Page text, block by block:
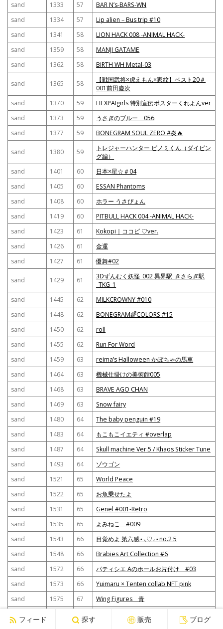
sand
1333 57
BAR N’s-BARS-WN
sand
1334 57
Lip alien – Bus trip #10
sand
1341 58
LION HACK 008 -ANIMAL HACK-
sand
1359 58
MANJI GATAME
sand
1362 58 BIRTH WH Metal-03
sand 1365 58
【戦国武将×虎えもん×家紋】ベスト20＃
001前田慶次
sand
1370 59
HEXPAIgirls 特別宣伝ポスターくれよんver
sand
1373 59
うさぎのブルー 056
sand
1377 59 BONEGRAM SOUL ZERO #炎🔥
sand 1380 59
トレジャーハンター ピノミくん（ダイビン
グ編）
sand
1401 60
日本×星☆＃04
sand
1405 60
ESSAN Phantoms
sand
1408 60
ホラー うさぴょん
sand
1419 60
PITBULL HACK 004 -ANIMAL HACK-
sand
1423 61
Kokopi｜ココピ ♡ver.
sand
1426 61
金運
sand
1427 61 優舞#02
sand 1429 61
3Dずんむく妖怪_002 異界駅_きさらぎ駅
_TKG_1
sand
1445 62
MILKCROWNY #010
sand
1448 62
BONEGRAM🌈COLORS #15
sand
1450 62
roll
sand
1455 62
Run For Word
sand
1459 63
reima’s Halloween かぼちゃの馬車
sand
1464 63
機械仕掛けの美術館005
sand
1468 63
BRAVE AGO CHAN
sand
1469 63
Snow fairy
sand
1480 64
The baby penguin #19
sand
1483 64
もこもこイエティ #overlap
sand
1487 64
Skull machine Ver.5 / Khaos Sticker Tune
sand
1493 64
ゾウゴン
sand
1521 65
World Peace
sand
1522 65
お魚乗せたよ
sand
1531 65
Genel #001-Retro
sand
1535 65
よみねこ #009
sand
1543 66
目覚めよ 第六感⋆⸜♡⸝‍⋆no.2 5
sand
1548 66
Brabies Art Collection #6
sand
1572 66
パティシエ Aのホールお片付け #03
sand
1573 66
Yuimaru × Tenten collab NFT pink
sand
1575 67
Wing Figures 青
フィード 探す 販売 ブログ